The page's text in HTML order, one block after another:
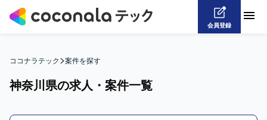
会員登録
ココナラテック>案件を探す
神奈川県の求人・案件一覧